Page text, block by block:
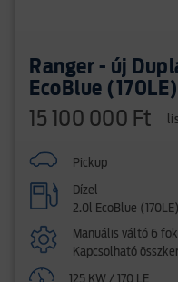
Ranger - új
EcoBlue
15 100 000 Ft
Pickup
Dízel
2.0l EcoBlue (170LE)
Manuális váltó 6
Kapcsolható
125 KW / 170 LE